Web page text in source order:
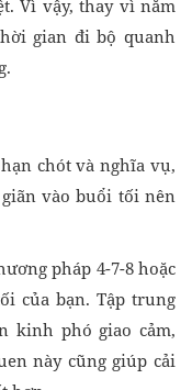
Vì vậy, thay vì nằm
gian đi bộ quanh
chót và nghĩa vụ,
vào buổi tối nên
pháp 4-7-8 hoặc
của bạn. Tập trung
kinh phó giao cảm,
này cũng giúp cải